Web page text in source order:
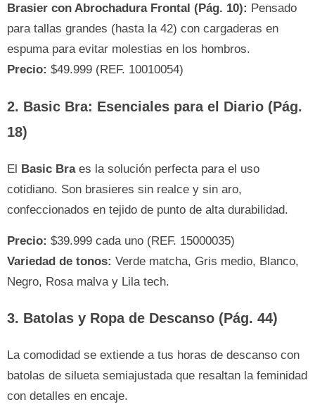
Brasier con Abrochadura Frontal (Pág. 10): Pensado
para tallas grandes (hasta la 42) con cargaderas en
espuma para evitar molestias en los hombros.
Precio: $49.999 (REF. 10010054)
2. Basic Bra: Esenciales para el Diario (Pág.
18)
El Basic Braes la solución perfecta para el uso
cotidiano. Son brasieres sin realce y sin aro,
confeccionados en tejido de punto de alta durabilidad.
Precio: $39.999 cada uno (REF. 15000035)
Variedad de tonos: Verde matcha, Gris medio, Blanco,
Negro, Rosa malva y Lila tech.
3. Batolas y Ropa de Descanso (Pág. 44)
La comodidad se extiende a tus horas de descanso con
batolas de silueta semiajustada que resaltan la feminidad
con detalles en encaje.